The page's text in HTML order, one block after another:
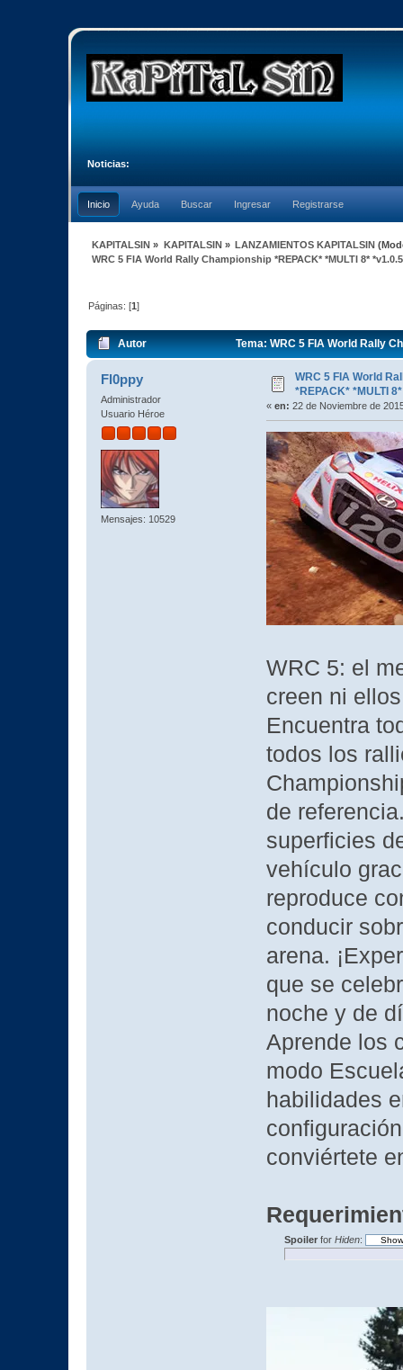
Noticias:
Inicio Ayuda Buscar Ingresar Registrarse
KAPITALSIN » KAPITALSIN» LANZAMIENTOS KAPITALSIN
WRC 5 FIA World Rally Championship *REPACK* *MULTI 8*
Páginas: [1]
Autor Tema: WRC 5 FIA World Rally
veces)
Fl0ppy
Administrador
Usuario Héroe
Mensajes: 10529
WRC 5 FIA World
*REPACK* *MULTI
« en: 22 de Noviembre de
WRC 5: el
creen ni
Encuentra
todos los
de
superficies
vehículo
reproduce
conducir
arena.
que se
noche y de
Aprende los
modo
habilidades
conviértete
Spoilerfor Hiden: